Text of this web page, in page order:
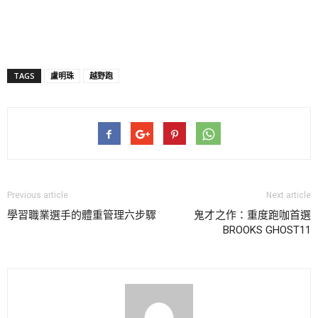
TAGS 盧明珠 越野跑
Previous article
學習職業選手的體重管理六步驟
Next article
鬼才之作：重度跑咖首選
BROOKS GHOST11